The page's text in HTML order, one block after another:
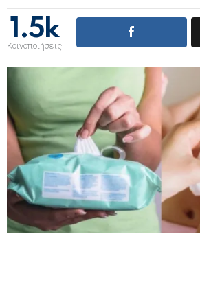
1.5k
Κοινοποιήσεις